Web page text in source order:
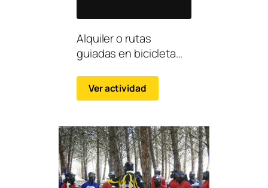
Alquiler o rutas
guiadas en bicicleta
de Ribagorza,
adaptadas a distintos
Ver actividad